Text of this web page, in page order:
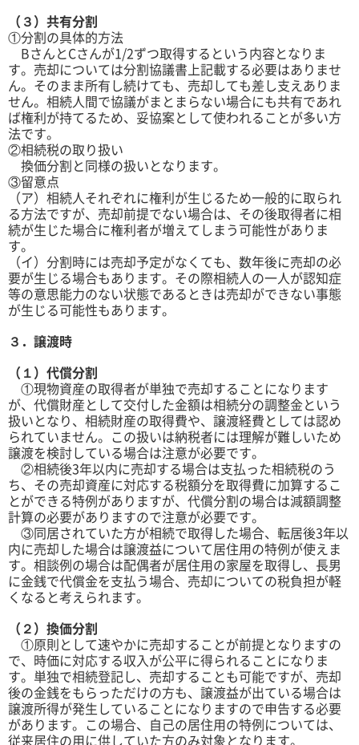
（３）共有分割
①分割の具体的方法
BさんとCさんが1/2ずつ取得するという内容となりま
す。売却については分割協議書上記載する必要はありませ
ん。そのまま所有し続けても、売却しても差し支えありま
せん。相続人間で協議がまとまらない場合にも共有であれ
ば権利が持てるため、妥協案として使われることが多い方
法です。
②相続税の取り扱い
換価分割と同様の扱いとなります。
③留意点
（ア）相続人それぞれに権利が生じるため一般的に取られ
る方法ですが、売却前提でない場合は、その後取得者に相
続が生じた場合に権利者が増えてしまう可能性がありま
す。
（イ）分割時には売却予定がなくても、数年後に売却の必
要が生じる場合もあります。その際相続人の一人が認知症
等の意思能力のない状態であるときは売却ができない事態
が生じる可能性もあります。
３．譲渡時
（１）代償分割
①現物資産の取得者が単独で売却することになります
が、代償財産として交付した金額は相続分の調整金という
扱いとなり、相続財産の取得費や、譲渡経費としては認め
られていません。この扱いは納税者には理解が難しいため
譲渡を検討している場合は注意が必要です。
②相続後3年以内に売却する場合は支払った相続税のう
ち、その売却資産に対応する税額分を取得費に加算するこ
とができる特例がありますが、代償分割の場合は減額調整
計算の必要がありますので注意が必要です。
③同居されていた方が相続で取得した場合、転居後3年以
内に売却した場合は譲渡益について居住用の特例が使えま
す。相談例の場合は配偶者が居住用の家屋を取得し、長男
に金銭で代償金を支払う場合、売却についての税負担が軽
くなると考えられます。
（２）換価分割
①原則として速やかに売却することが前提となりますの
で、時価に対応する収入が公平に得られることになりま
す。単独で相続登記し、売却することも可能ですが、売却
後の金銭をもらっただけの方も、譲渡益が出ている場合は
譲渡所得が発生していることになりますので申告する必要
があります。この場合、自己の居住用の特例については、
従来居住の用に供していた方のみ対象となります。